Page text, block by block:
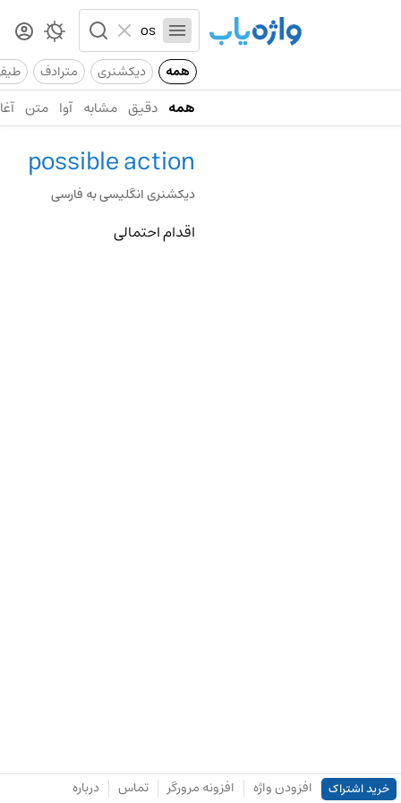
همه دیکشنری مترادف
همه دقیق مشابه آوا متن
possible action
دیکشنری انگلیسی به فارسی
اقدام احتمالی
خرید اشتراک افزودن واژه افزونه مرورگر تماس درباره